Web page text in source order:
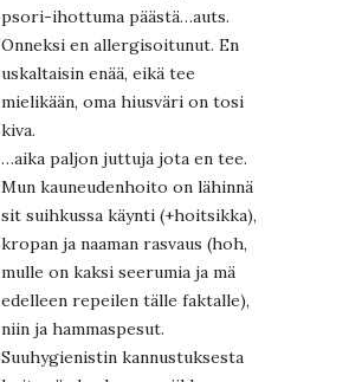
psori-ihottuma päästä…auts.
Onneksi en allergisoitunut. En
uskaltaisin enää, eikä tee
mielikään, oma hiusväri on tosi
kiva.
…aika paljon juttuja jota en tee.
Mun kauneudenhoito on lähinnä
sit suihkussa käynti (+hoitsikka),
kropan ja naaman rasvaus (hoh,
mulle on kaksi seerumia ja mä
edelleen repeilen tälle faktalle),
niin ja hammaspesut.
Suuhygienistin kannustuksesta